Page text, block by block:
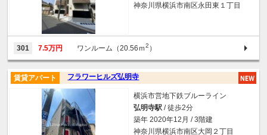
神奈川県横浜市南区永田東１丁目
301 7.5万円 ワンルーム（20.56ｍ2 ）
フラワーヒルズ弘明寺
賃貸アパート
横浜市営地下鉄ブルーライン
弘明寺駅 / 徒歩2分
築年 2020年12月 / 3階建
神奈川県横浜市南区大岡２丁目